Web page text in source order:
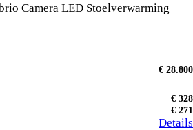
Camera LED Stoelverwarming
€ 28.800
€ 328
€ 271
Details